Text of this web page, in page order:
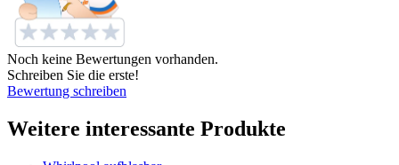
Noch keine Bewertungen vorhanden.
Schreiben Sie die erste!
Bewertung schreiben
Weitere interessante Produkte